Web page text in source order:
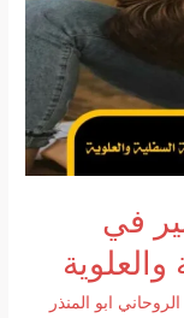
في
والعلوية
ابو المنذر